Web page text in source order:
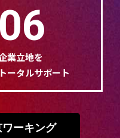
06
業立地を
トータルサポート
ーキング